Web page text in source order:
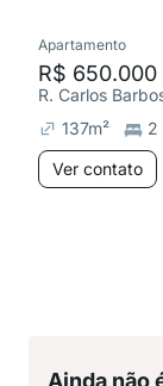
Apartamento
R$ 650.000
R. Carlos
137m² 2
Ver contato
Ainda não